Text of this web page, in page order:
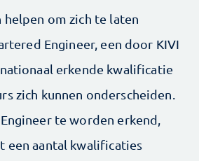
helpen om zich te laten
Engineer, een door KIVI
erkende kwalificatie
zich kunnen onderscheiden.
te worden erkend,
een aantal kwalificaties